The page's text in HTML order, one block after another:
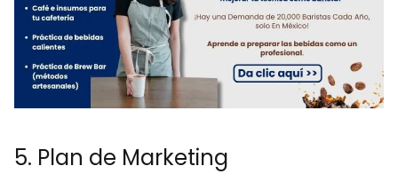
5. Plan de Marketing